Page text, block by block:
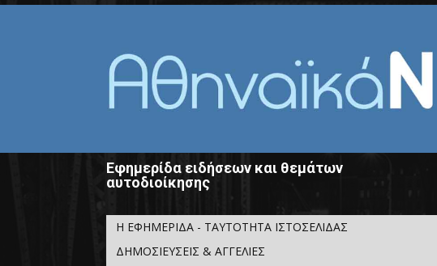
Εφημερίδα ειδήσεων και θεμάτων
αυτοδιοίκησης
Η ΕΦΗΜΕΡΙΔΑ - ΤΑΥΤΟΤΗΤΑ ΙΣΤΟΣΕΛΙΔΑΣ
ΔΗΜΟΣΙΕΥΣΕΙΣ & ΑΓΓΕΛΙΕΣ